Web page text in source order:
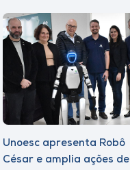
Unoesc apresenta Robô
César e amplia ações de